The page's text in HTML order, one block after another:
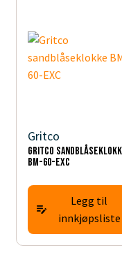
Gritco
Gritco
BM-60-EXC
Legg til
innkjøpsliste